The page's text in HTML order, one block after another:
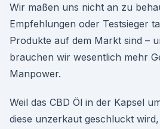
Wir maßen uns nicht an zu
Empfehlungen oder Testsieger
Produkte auf dem Markt sind –
brauchen wir wesentlich mehr
Manpower.
Weil das CBD Öl in der Kapsel
diese unzerkaut geschluckt